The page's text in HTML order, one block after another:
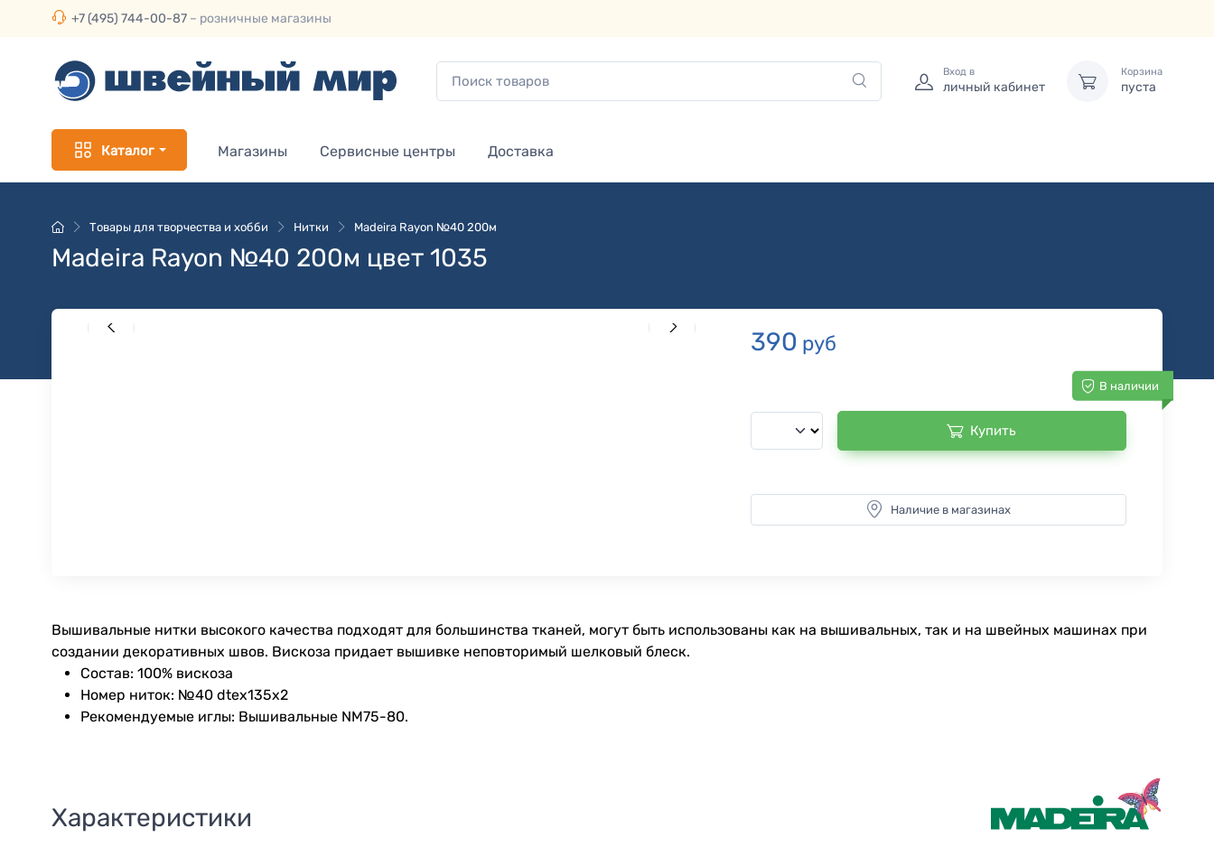
+7 (495) 744-00-87 – розничные магазины
Вход в
личный кабинет
Корзина
пуста
Каталог Магазины Сервисные центры Доставка
Товары для творчества и хобби Нитки Madeira Rayon №40 200м
Madeira Rayon №40 200м цвет 1035
390 руб
В наличии
Купить
Наличие в магазинах
Вышивальные нитки высокого качества подходят для большинства тканей, могут быть использованы как на вышивальных, так и на швейных машинах при
создании декоративных швов. Вискоза придает вышивке неповторимый шелковый блеск.
Состав: 100% вискоза
Номер ниток: №40 dtex135x2
Рекомендуемые иглы: Вышивальные NM75-80.
Характеристики